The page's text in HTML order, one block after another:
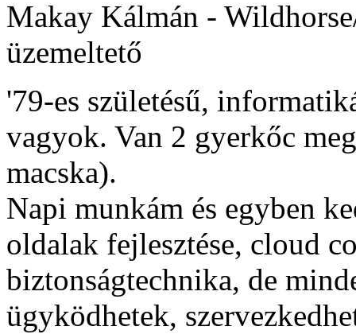
Makay Kálmán -
üzemeltető
'79-es születésű,
vagyok. Van 2 gyerkőc
macska).
Napi munkám és egyben
oldalak fejlesztése, cloud
biztonságtechnika, de
ügyködhetek,